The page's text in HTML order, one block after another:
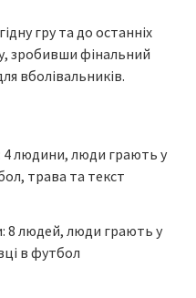
гру та до останніх
зробивши фінальний
вболівальників.